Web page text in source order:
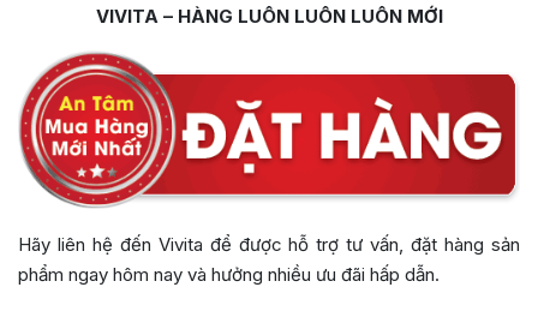
VIVITA – HÀNG LUÔN LUÔN LUÔN MỚI
Hãy liên hệ đến Vivita để được hỗ trợ tư vấn, đặt hàng sản
phẩm ngay hôm nay và hưởng nhiều ưu đãi hấp dẫn.